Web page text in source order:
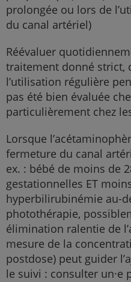
prolongée ou lors de
du canal artériel)
Réévaluer
traitement donné strict,
l’utilisation régulière
pas été bien évaluée
particulièrement chez
Lorsque
fermeture du canal
ex. : bébé de moins de
gestationnelles ET
hyperbilirubinémie au-
photothérapie,
élimination ralentie de
mesure de la
postdose) peut guider
le suivi : consulter un·e